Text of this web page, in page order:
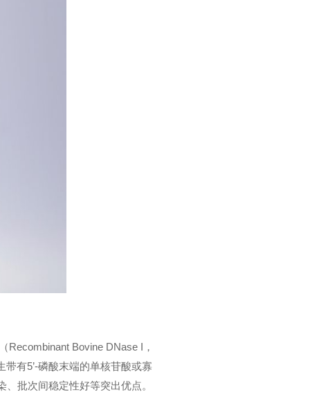
Recombinant Bovine DNase I，
有5’-磷酸末端的单核苷酸或寡
批次间稳定性好等突出优点。